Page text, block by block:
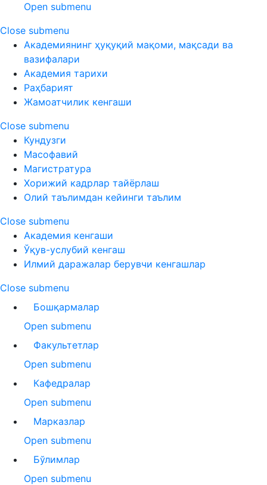
Open submenu
Close submenu
Академиянинг ҳуқуқий мақоми, мақсади ва
вазифалари
Академия тарихи
Раҳбарият
Жамоатчилик кенгаши
Close submenu
Кундузги
Масофавий
Магистратура
Хорижий кадрлар тайёрлаш
Олий таълимдан кейинги таълим
Close submenu
Академия кенгаши
Ўқув-услубий кенгаш
Илмий даражалар берувчи кенгашлар
Close submenu
Бошқармалар
Open submenu
Факультетлар
Open submenu
Кафедралар
Open submenu
Марказлар
Open submenu
Бўлимлар
Open submenu